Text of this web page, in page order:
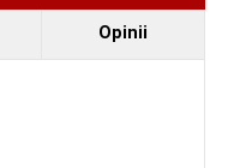
Opinii